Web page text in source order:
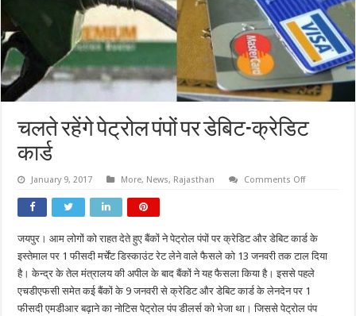
चलते रहेंगे पेट्रोल पंपों पर डेबिट-क्रेडिट
कार्ड
January 9, 2017 More, News, Rajasthan Comments Offon
पर
डेबिट-
क्रेडिट
कार्ड
जयपुर। आम लोगों को राहत देते हुए बैंकों ने पेट्रोल पंपों पर क्रेडिट और डेबिट कार्ड के
इस्तेमाल पर 1 फीसदी मर्चेंट डिस्काउंट रेट लेने वाले फैसले को 13 जनवरी तक टाल दिया
है। केन्द्र के तेल मंत्रालय की अपील के बाद बैंकों ने यह फैसला किया है। इससे पहले
एचडीएफसी समेत कई बैंकों के 9 जनवरी से क्रेडिट और डेबिट कार्ड के लेनदेन पर 1
फीसदी एमडीआर बढ़ाने का नोटिस पेट्रोल पंप डीलर्स को भेजा था। जिससे पेट्रोल पंप